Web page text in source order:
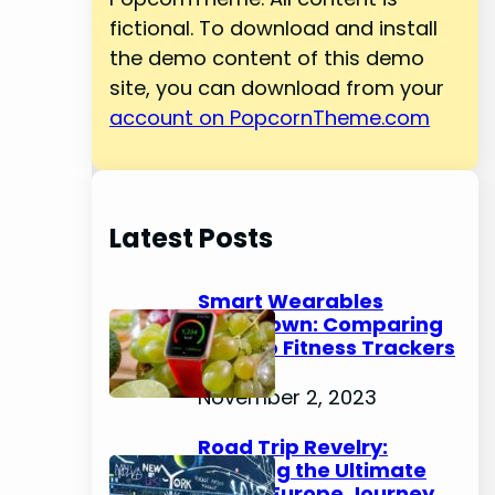
fictional. To download and install
the demo content of this demo
site, you can download from your
account on PopcornTheme.com
Latest Posts
Smart Wearables
Showdown: Comparing
the Top Fitness Trackers
of 2023
November 2, 2023
Road Trip Revelry:
Planning the Ultimate